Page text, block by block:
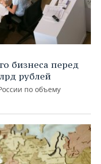
бизнеса перед
рублей
по объему